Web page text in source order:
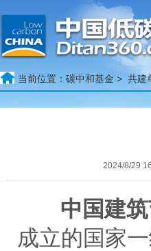
当前位置： 碳中和基金 > 共建
2024/8/29
中国建
成立的国家